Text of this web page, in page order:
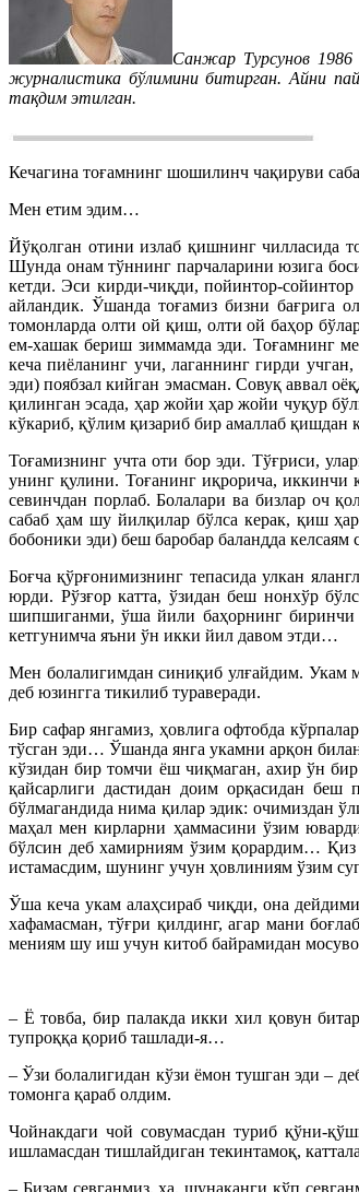
Санжар Турсунов 1986
журналистика бўлимини битирган. Айни
тақдим этилган.
Кечагина тоғамнинг шошилинч чақируви
Мен етим эдим…
Йўқолган отини излаб қишнинг чилласида
Шунда онам тўннинг парчаларини юзига
кетди. Эси кирди-чиқди, пойинтор-
айландик. Ўшанда тоғамиз бизни бағрига
томонларда олти ой қиш, олти ой баҳор
ем-хашак бериш зиммамда эди. Тоғамнинг
кеча пиёланинг учи, лаганнинг гирди
эди) поябзал кийган эмасман. Совуқ аввал
қилинган эсада, ҳар жойи ҳар жойи чуқур
кўкариб, қўлим қизариб бир амаллаб қишдан
Тоғамизнинг учта оти бор эди. Тўғриси,
унинг қулини. Тоғанинг иқрорича, иккинчи
севинчдан порлаб. Болалари ва бизлар оч
сабаб ҳам шу йилқилар бўлса керак, қиш
бобоники эди) беш баробар баландда
Боғча қўрғонимизнинг тепасида улкан
юрди. Рўзғор катта, ўзидан беш нонхўр
шипшиганми, ўша йили баҳорнинг биринчи
кетгунимча яъни ўн икки йил давом этди…
Мен болалигимдан синиқиб улғайдим. Укам
деб юзингга тикилиб тураверади.
Бир сафар янгамиз, ҳовлига офтобда
тўсган эди… Ўшанда янга укамни арқон
кўзидан бир томчи ёш чиқмаган, ахир ўн
қайсарлиги дастидан доим орқасидан
бўлмагандида нима қилар эдик: очимиздан
маҳал мен кирларни ҳаммасини ўзим
бўлсин деб хамирниям ўзим қорардим…
истамасдим, шунинг учун ҳовлиниям ўзим
Ўша кеча укам алаҳсираб чиқди, она
хафамасман, тўғри қилдинг, агар мани
мениям шу иш учун китоб байрамидан
– Ё товба, бир палакда икки хил қовун
тупроққа қориб ташлади-я…
– Ўзи болалигидан кўзи ёмон тушган эди –
томонга қараб олдим.
Чойнакдаги чой совумасдан туриб қўни-
ишламасдан тишлайдиган текинтамоқ,
– Бизам севганмиз, ҳа, шунақанги кўп